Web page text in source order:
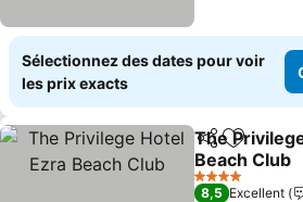
Sélectionnez des dates pour voir
les prix exacts
PartagerAjouter
The
Beach Club
Consulter
4 Étoiles
8,5 Excellent